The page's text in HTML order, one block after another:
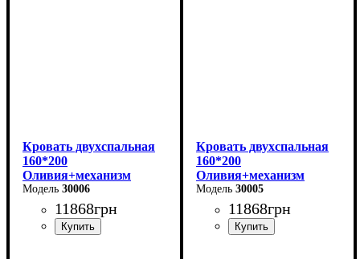
Кровать двухспальная
160*200
Оливия+механизм
(светло-серая)
30006
11868грн
Кровать двухспальная
160*200
Оливия+механизм
(бежевая)
30005
11868грн